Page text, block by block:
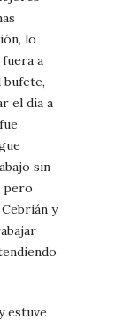
lo
a
bufete,
el día a
sin
pero
y
estuve